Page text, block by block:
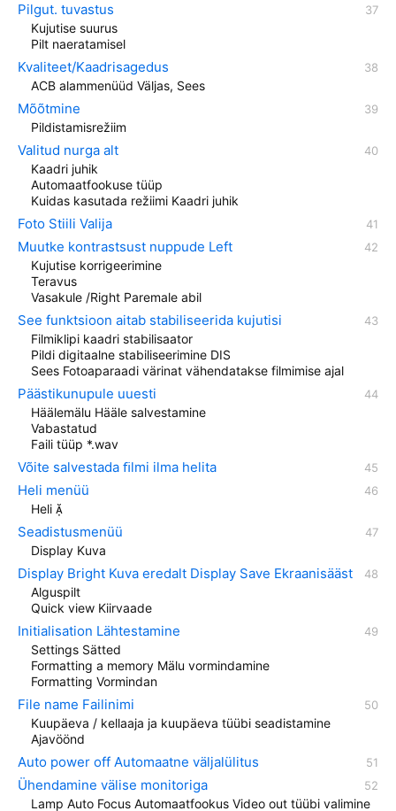
Pilgut. tuvastus
Kujutise suurus
Pilt naeratamisel
Kvaliteet/Kaadrisagedus
ACB alammenüüd Väljas, Sees
Mõõtmine
Pildistamisrežiim
Valitud nurga alt
Kaadri juhik
Automaatfookuse tüüp
Kuidas kasutada režiimi Kaadri juhik
Foto Stiili Valija
Muutke kontrastsust nuppude Left
Kujutise korrigeerimine
Teravus
Vasakule /Right Paremale abil
See funktsioon aitab stabiliseerida kujutisi
Filmiklipi kaadri stabilisaator
Pildi digitaalne stabiliseerimine DIS
Sees Fotoaparaadi värinat vähendatakse filmimise ajal
Päästikunupule uuesti
Häälemälu Hääle salvestamine
Vabastatud
Faili tüüp *.wav
Võite salvestada ﬁlmi ilma helita
Heli menüü
Heli 
Seadistusmenüü
Display Kuva
Display Bright Kuva eredalt Display Save Ekraanisääst
Alguspilt
Quick view Kiirvaade
Initialisation Lähtestamine
Settings Sätted
Formatting a memory Mälu vormindamine
Formatting Vormindan
File name Failinimi
Kuupäeva / kellaaja ja kuupäeva tüübi seadistamine
Ajavöönd
Auto power off Automaatne väljalülitus
Ühendamine välise monitoriga
Lamp Auto Focus Automaatfookus Video out tüübi valimine